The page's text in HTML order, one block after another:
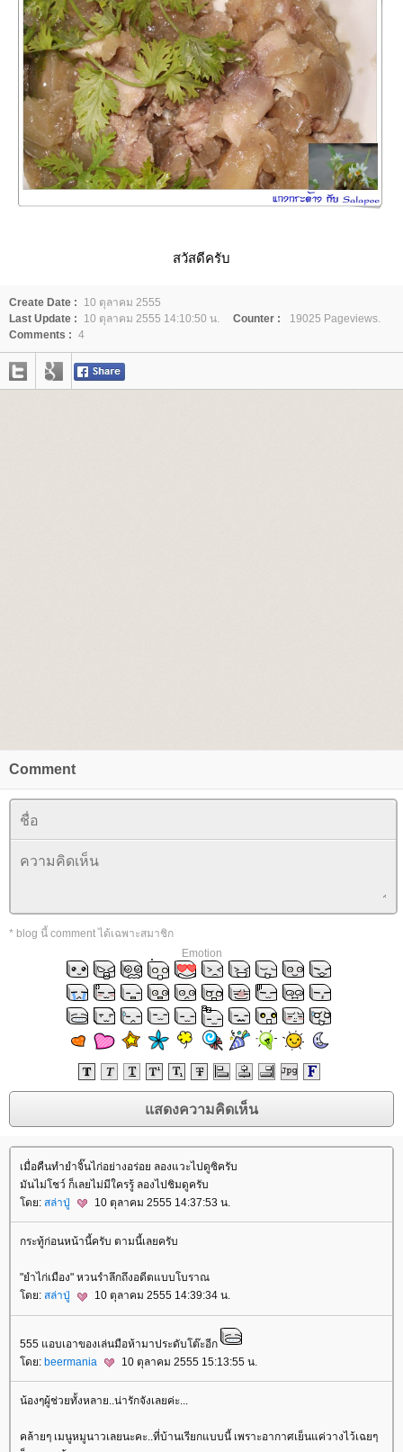
สวัสดีครับ
Create Date :
10 ตุลาคม 2555
Last Update :
10 ตุลาคม 2555 14:10:50 น. Counter :
19025 Pageviews.
Comments : 4
Comment
* blog นี้ comment ได้เฉพาะสมาชิก
Emotion
เมื่อคืนทำยำจิ๊นไก่อย่างอร่อย ลองแวะไปดูซิครับ
มันไม่โชว์ ก็เลยไม่มีใครรู้ ลองไปชิมดูครับ
ดย: สล่าปู่ 10 ตุลาคม 2555 14:37:53 น.
กระทู้ก่อนหน้านี้ครับ ตามนี้เลยครับ
"ยำไก่เมือง" หวนรำลึกถึงอดีตแบบโบราณ
ดย: สล่าปู่ 10 ตุลาคม 2555 14:39:34 น.
555 แอบเอาของเล่นมือห้ามาประดับโต๊ะอีก
ดย: beermania 10 ตุลาคม 2555 15:13:55 น.
น้องๆผู้ช่วยทั้งหลาย..น่ารักจังเลยค่ะ...
คล้ายๆ เมนูหมูนาวเลยนะคะ..ที่บ้านเรียกแบบนี้ เพราะอากาศเย็นแค่วางไว้เฉยๆ